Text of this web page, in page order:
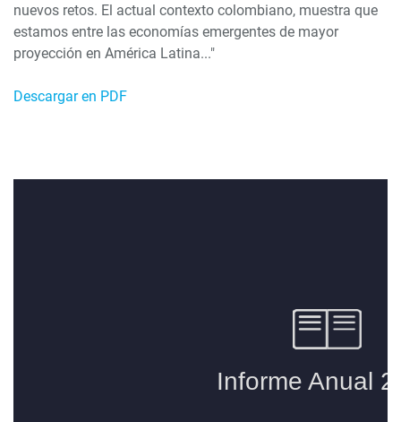
nuevos retos. El actual contexto colombiano, muestra que
estamos entre las economías emergentes de mayor
proyección en América Latina..."
Descargar en PDF